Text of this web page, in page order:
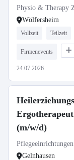
Physio & Therapy
Wölfersheim
Vollzeit Teilzeit
Firmenevents
24.07.2026
(m/w/d)
Gelnhausen